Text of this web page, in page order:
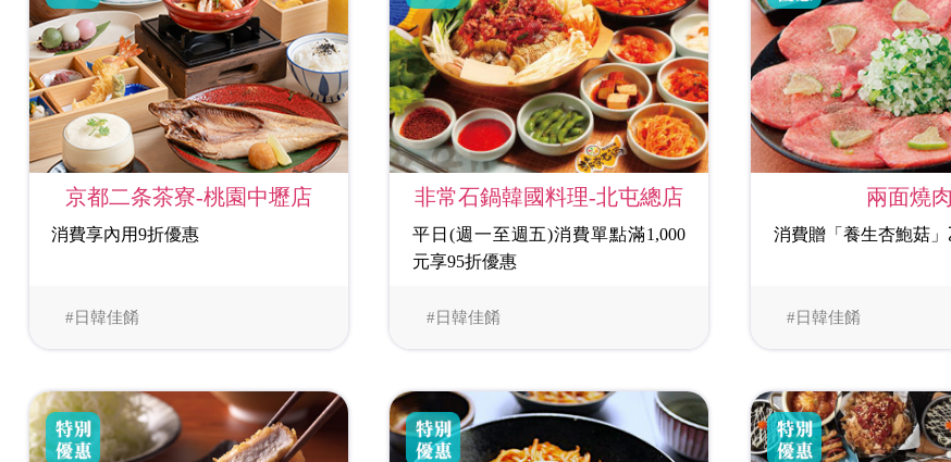
#日韓佳餚
京都二条茶寮-桃園中壢店
消費享內用9折優惠
#日韓佳餚
非常石鍋韓國料理-北屯總店
平日(週一至週五)消費單點滿1,000
元享95折優惠
#日韓佳餚
兩面燒肉
消費贈「養生杏鮑菇」